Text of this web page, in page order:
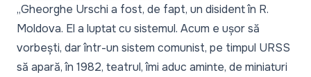
„Gheorghe Urschi a fost, de fapt, un disident în R.
Moldova. El a luptat cu sistemul. Acum e ușor să
vorbești, dar într-un sistem comunist, pe timpul URSS
să apară, în 1982, teatrul, îmi aduc aminte, de miniaturi